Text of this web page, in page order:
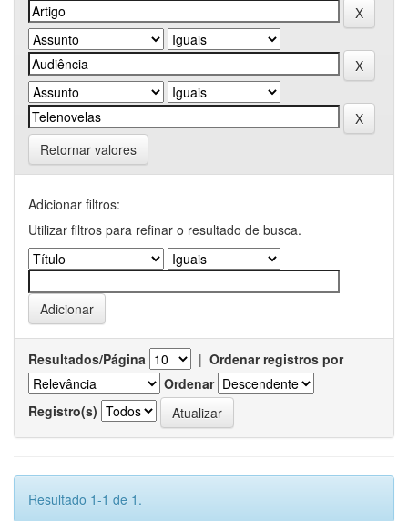
Retornar valores
Adicionar filtros:
Utilizar filtros para refinar o resultado de busca.
Resultados/Página | Ordenar registros por
Ordenar
Registro(s)
Resultado 1-1 de 1.